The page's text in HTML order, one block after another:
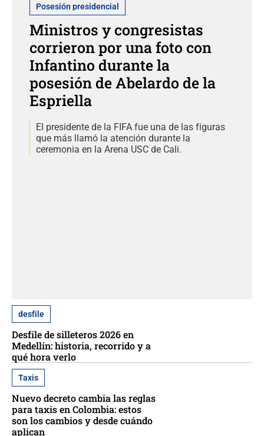
Posesión presidencial
Ministros y congresistas
corrieron por una foto con
Infantino durante la
posesión de Abelardo de la
Espriella
El presidente de la FIFA fue una de las figuras
que más llamó la atención durante la
ceremonia en la Arena USC de Cali.
desfile
Desfile de silleteros 2026 en
Medellín: historia, recorrido y a
qué hora verlo
Taxis
Nuevo decreto cambia las reglas
para taxis en Colombia: estos
son los cambios y desde cuándo
aplican